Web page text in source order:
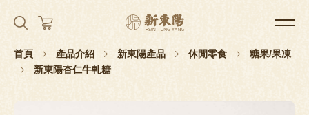
首頁 產品介紹 新東陽產品 休閒零食
糖果/果凍
新東陽杏仁牛軋糖